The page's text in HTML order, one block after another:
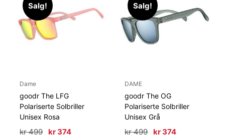
Salg!
Dame
goodr The LFG
Polariserte Solbriller
Unisex Rosa
kr499 Opprinnelig
kr374Nåværende
Salg!
DAME
goodr The OG
Polariserte Solbriller
Unisex Grå
kr499 Opprinnelig
kr374Nåværende